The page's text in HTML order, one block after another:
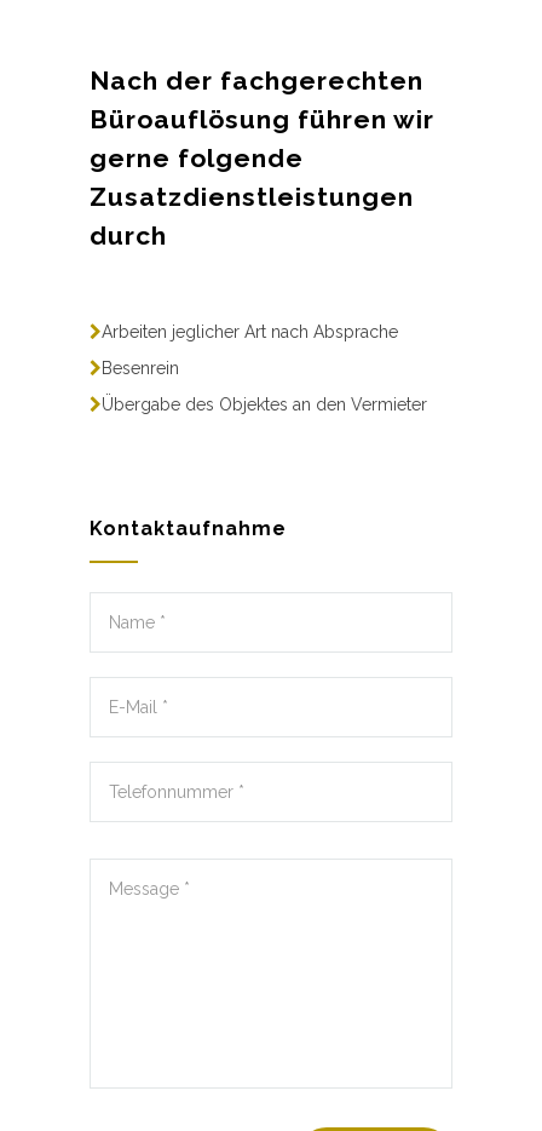
Nach der fachgerechten
Büroauflösung führen wir
gerne folgende
Zusatzdienstleistungen
durch
Arbeiten jeglicher Art nach Absprache
Besenrein
Übergabe des Objektes an den Vermieter
Kontaktaufnahme